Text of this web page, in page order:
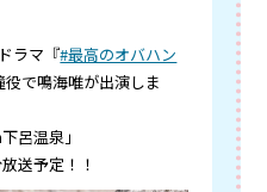
ラマ『#最高のオバハン
で鳴海唯が出演しま
呂温泉」
送予定！！